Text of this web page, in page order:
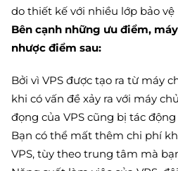
do thiết kế với nhiều lớp bảo vệ
Bên cạnh những ưu điểm,
nhược điểm sau:
Bởi vì VPS được tạo ra từ máy
khi có vấn đề xảy ra với máy
đọng của VPS cũng bị tác
Bạn có thể mất thêm chi phí
VPS, tùy theo trung tâm mà